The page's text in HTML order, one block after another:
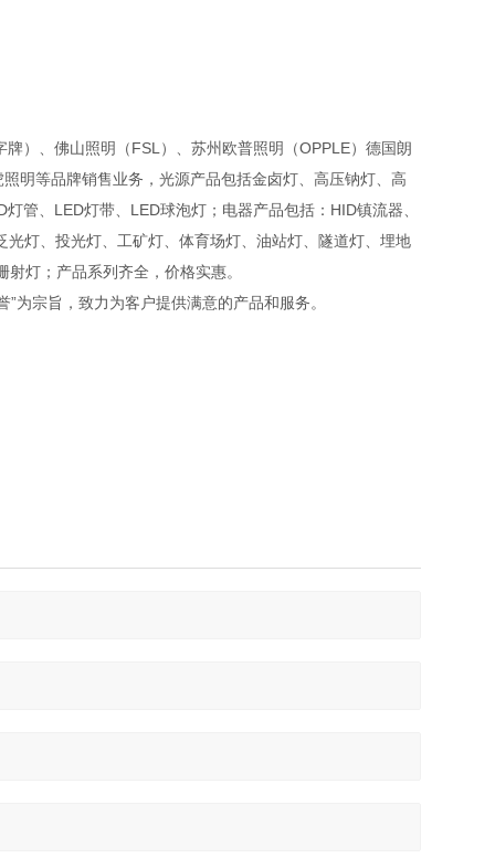
）、佛山照明（FSL）、苏州欧普照明（OPPLE）德国朗
明等品牌销售业务，光源产品包括金卤灯、高压钠灯、高
管、LED灯带、LED球泡灯；电器产品包括：HID镇流器、
灯、投光灯、工矿灯、体育场灯、油站灯、隧道灯、埋地
灯；产品系列齐全，价格实惠。
为宗旨，致力为客户提供满意的产品和服务。